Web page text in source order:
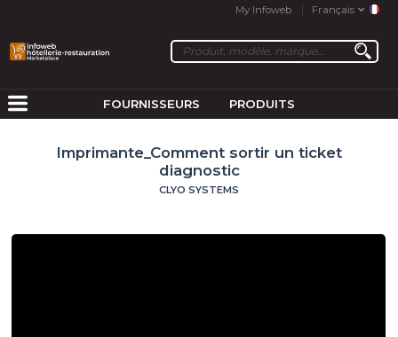
My Infoweb Français
FOURNISSEURS PRODUITS
Imprimante_Comment sortir un ticket
diagnostic
CLYO SYSTEMS